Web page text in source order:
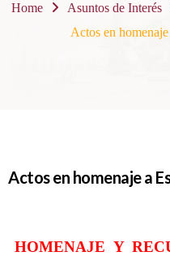
Home Asuntos de Interés
Actos en
Actos en homenaje a
HOMENAJE Y